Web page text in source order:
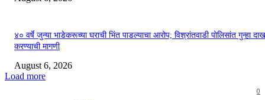
४० वर्षे जुन्या भाडेकरूच्या घराची भिंत पाडल्याचा आरोप; विश्रांतवाडी पोलिसांत गुन्हा
करण्याची मागणी
August 6, 2026
Load more
0